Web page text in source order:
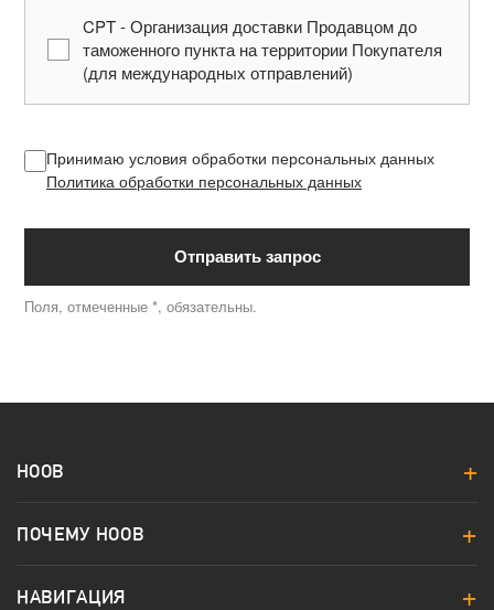
CPT - Организация доставки Продавцом до
таможенного пункта на территории Покупателя
(для международных отправлений)
Принимаю условия обработки персональных данных
Политика обработки персональных данных
Отправить запрос
Поля, отмеченные *, обязательны.
HOOB
ПОЧЕМУ HOOB
НАВИГАЦИЯ